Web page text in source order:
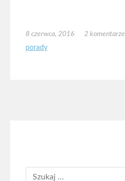
8 czerwca, 2016 2 komentarze
porady